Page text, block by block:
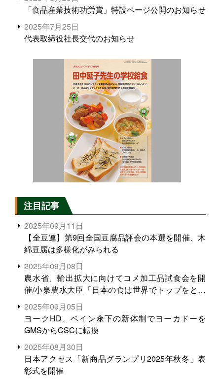
「食品産業技術功労賞」特設ページ公開のお知らせ
2025年7月25日
代表取締役社長交代のお知らせ
注目記事
2025年09月11日
【全豆連】第9回全国豆腐品評会の本選を開催、木
綿豆腐は多様化がみられる
2025年09月08日
農水省、輸出拡大に向けてコメ加工品試食会を開
催/小泉農水大臣「日本の食は世界でトップをとれ
る。米増産に向けて、米輸出需要の拡大を」
2025年09月05日
ヨークHD、ベイン傘下の新体制でヨーカドーを
GMSからCSCに転換
2025年08月30日
日本アクセス「新商品グランプリ2025年秋冬」表
彰式を開催